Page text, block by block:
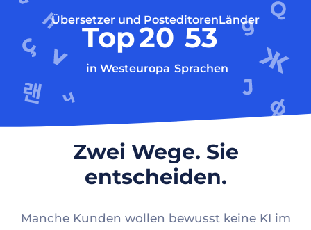
Übersetzer und PosteditorenLänder
Top20
in Westeuropa
53
Sprachen
Zwei Wege. Sie
entscheiden.
Manche Kunden wollen bewusst keine KI im